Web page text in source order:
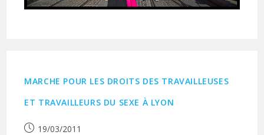
MARCHE POUR LES DROITS DES TRAVAILLEUSES
ET TRAVAILLEURS DU SEXE À LYON
Publication
19/03/2011